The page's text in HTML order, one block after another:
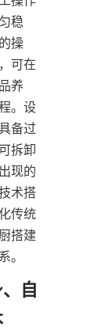
稳
操
可在
养
。设
备过
拆卸
现的
术搭
传统
搭建
。
自